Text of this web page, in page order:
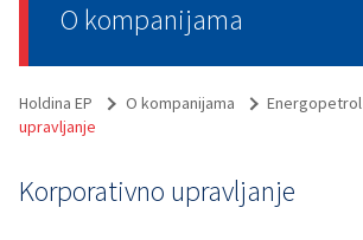
O kompanijama
Holdina EP O kompanijama Energopetrol
upravljanje
Korporativno upravljanje